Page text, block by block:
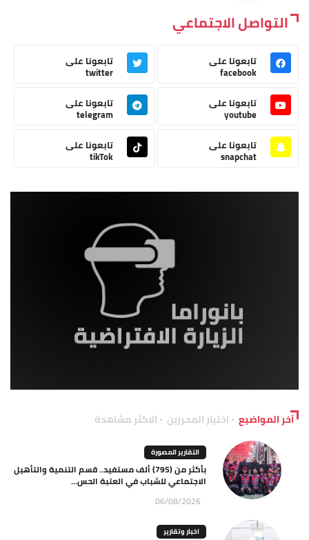
التواصل الاجتماعي
تابعونا على
facebook
تابعونا على
twitter
تابعونا على
youtube
تابعونا على
telegram
تابعونا على
snapchat
تابعونا على
tikTok
آخر المواضيع اختيار المحررين الاكثر مشاهدة
التقارير المصورة
بأكثر من (795) ألف مستفيد.. قسم التنمية والتأهيل
الاجتماعي للشباب في العتبة الحس...
06/08/2026
اخبار وتقارير